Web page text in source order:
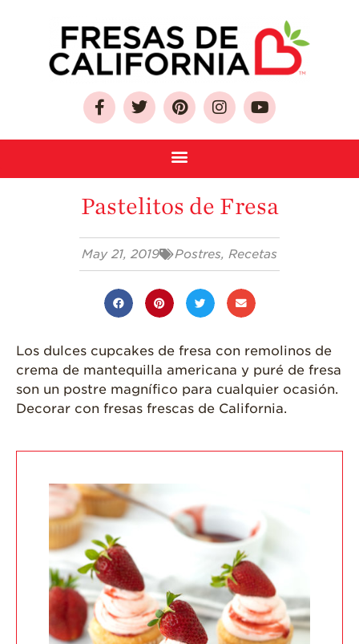
California
Como Seleccionar
y Almacenar
Preguntas
Salud y Bienestar
¿Qué Contiene
Una Fresa?
¡Come Más Snacks!
Postres
Smoothies y
Bebidas
Ensaladas
Pastelitos de Fresa
May 21, 2019 Postres, Recetas
Los dulces cupcakes de fresa con remolinos de
crema de mantequilla americana y puré de fresa
son un postre magnífico para cualquier ocasión.
Decorar con fresas frescas de California.